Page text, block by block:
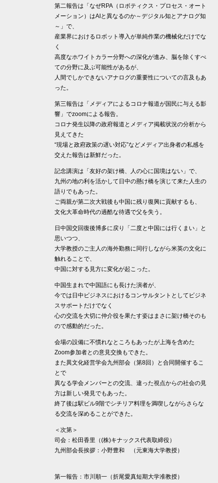
第二報告は「なぜRPA（ロボティクス・プロセス・オート
メーション）はAIと異なるのか～デジタル知とアナログ知
～」で、
産業界におけるロボット導入が単純作業の機械化だけでな
く
高度なホワイトカラー分野への深化が進み、脳を除くすべ
ての分野に及ぶ可能性があるが、
人間でしかできないアナログの重要性についての言及もあ
った。
第三報告は「メディアによるコロナ報道が国民に与える影
響」でzoomによる報告。
コロナ発生以降の政府報道とメディア掲載状況の分析から
見えてきた
“現場と政府政策の遅い対応”などメディア出身者の私感を
交えた報告は新鮮だった。
記念講演は「友好の架け橋、人の心に国境はない」で、
九州の地の利を活かして日中の懸け橋を演じて来た人生の
語りでもあった。
ご両親が第二次大戦後も中国に残り復興に貢献するも、
文化大革命時代の過酷な待遇で父を失う。
日中国交回復後博多に戻り「二度と中国には行くまい」と
思いつつ、
大学教授のご主人の海外勤務に同行しながら米英の文化に
触れることで、
中国に対する見方に変化が起こった。
中国生まれで中国語にも長けた演者が、
今では日中ビジネスにおけるコンサルタントとしてビジネ
スサポートだけでなく
心の交流を大切に仲介役を果たす姿はまさに架け橋そのも
ので感動的だった。
会場の設備に不慣れなところもあったが上海を含めた
Zoom参加者との意見交換もできた。
また異文化経営学会九州部会（第8回）と合同開催するこ
とで
異なる学会メンバーとの交流、違った視点からの社会の見
方は新しい発見でもあった。
終了後は駅ビル9階でシチリア料理を満喫しながらさらな
る交流を深めることができた。
＜次第＞
司会：松田香里（(株)キナックス代表取締役）
九州部会長挨拶：小野豊和 （元東海大学教授）
第一報告：市川順一（折尾愛真短期大学准教授）